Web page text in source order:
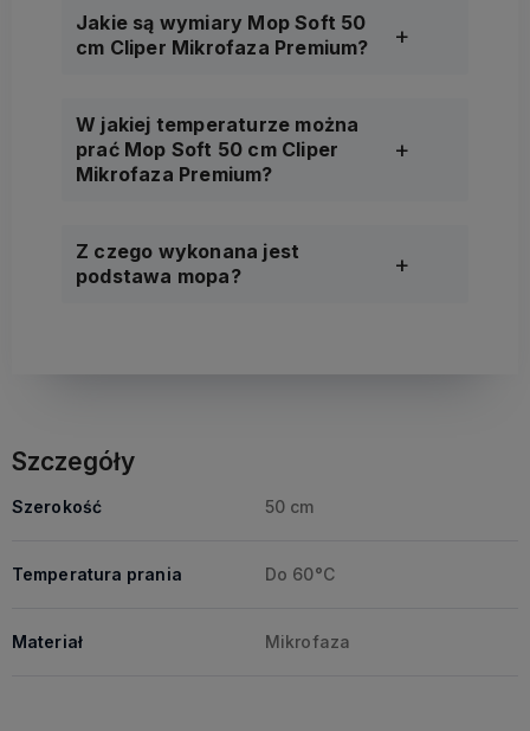
Jakie są wymiary Mop Soft 50
cm Cliper Mikrofaza Premium?
W jakiej temperaturze można
prać Mop Soft 50 cm Cliper
Mikrofaza Premium?
Z czego wykonana jest
podstawa mopa?
Szczegóły
Szerokość 50 cm
Temperatura prania Do 60°C
Materiał Mikrofaza